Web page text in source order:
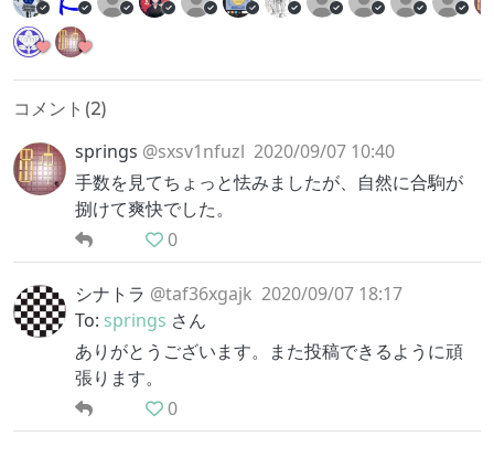
コメント(2)
springs @sxsv1nfuzl 2020/09/07 10:40
手数を見てちょっと怯みましたが、自然に合駒が
捌けて爽快でした。
0
シナトラ @taf36xgajk 2020/09/07 18:17
To: springs さん
ありがとうございます。また投稿できるように頑
張ります。
0